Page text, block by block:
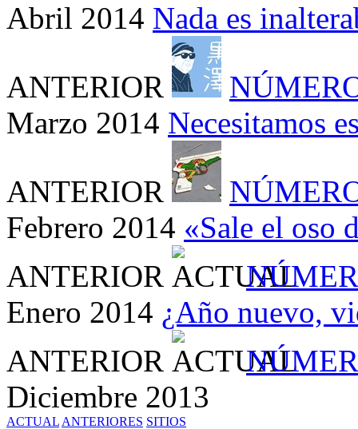
Abril 2014 Nada es
ANTERIOR
Marzo 2014 Necesitamos
ANTERIOR
Febrero 2014 «Sale el oso
ANTERIOR
Enero 2014 ¿Año nuevo,
ANTERIOR
Diciembre 2013
ACTUAL ANTERIORES SITIOS